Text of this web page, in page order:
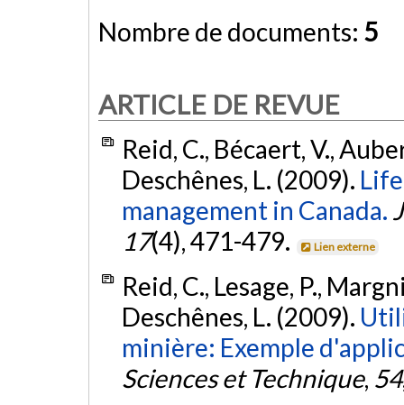
Nombre de documents: 5
ARTICLE DE REVUE
Reid, C., Bécaert, V.,
Deschênes, L. (2009).
management in Canada.
17(4), 471-479. Lien externe
Reid, C., Lesage, P.,
Deschênes, L. (2009).
minière: Exemple
Sciences et Technique, 54